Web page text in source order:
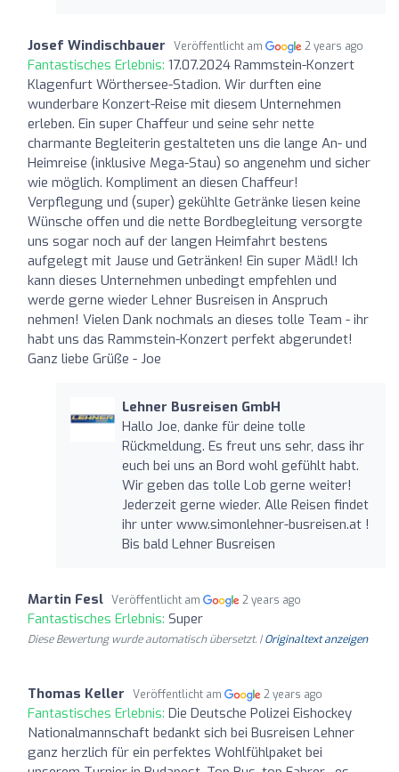
Josef Windischbauer Veröffentlicht am 2 years ago
Fantastisches Erlebnis: 17.07.2024 Rammstein-Konzert
Klagenfurt Wörthersee-Stadion. Wir durften eine
wunderbare Konzert-Reise mit diesem Unternehmen
erleben. Ein super Chaffeur und seine sehr nette
charmante Begleiterin gestalteten uns die lange An- und
Heimreise (inklusive Mega-Stau) so angenehm und sicher
wie möglich. Kompliment an diesen Chaffeur!
Verpflegung und (super) gekühlte Getränke liesen keine
Wünsche offen und die nette Bordbegleitung versorgte
uns sogar noch auf der langen Heimfahrt bestens
aufgelegt mit Jause und Getränken! Ein super Mädl! Ich
kann dieses Unternehmen unbedingt empfehlen und
werde gerne wieder Lehner Busreisen in Anspruch
nehmen! Vielen Dank nochmals an dieses tolle Team - ihr
habt uns das Rammstein-Konzert perfekt abgerundet!
Ganz liebe Grüße - Joe
Lehner Busreisen GmbH
Hallo Joe, danke für deine tolle
Rückmeldung. Es freut uns sehr, dass ihr
euch bei uns an Bord wohl gefühlt habt.
Wir geben das tolle Lob gerne weiter!
Jederzeit gerne wieder. Alle Reisen findet
ihr unter www.simonlehner-busreisen.at !
Bis bald Lehner Busreisen
Martin Fesl Veröffentlicht am 2 years ago
Fantastisches Erlebnis: Super
Diese Bewertung wurde automatisch übersetzt. |Originaltext anzeigen
Thomas Keller Veröffentlicht am 2 years ago
Fantastisches Erlebnis: Die Deutsche Polizei Eishockey
Nationalmannschaft bedankt sich bei Busreisen Lehner
ganz herzlich für ein perfektes Wohlfühlpaket bei